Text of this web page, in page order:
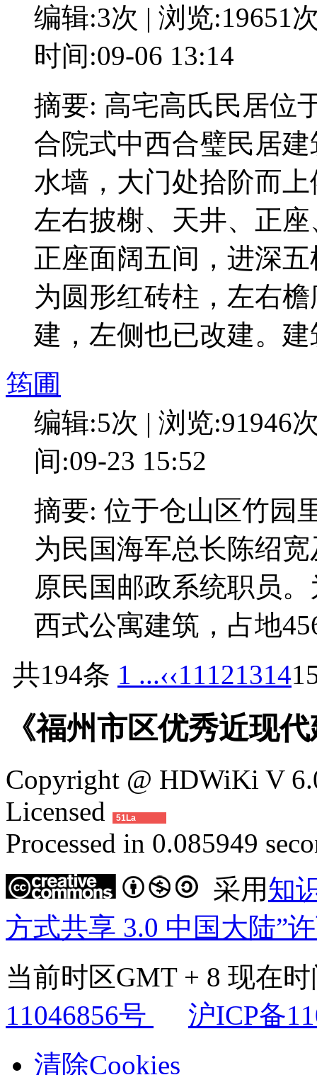
编辑:3次 | 浏览:19651
时间:09-06 13:14
摘要: 高宅高氏民居位
合院式中西合璧民居
水墙，大门处拾阶而
左右披榭、天井、正
正座面阔五间，进深
为圆形红砖柱，左右
建，左侧也已改建。
筠圃
编辑:5次 | 浏览:91946
间:09-23 15:52
摘要: 位于仓山区竹园
为民国海军总长陈绍
原民国邮政系统职员
西式公寓建筑，占地
共194条 1 ...‹‹11121314
《福州市区优秀近现
Copyright @ HDWiKi V
Licensed
51La
Processed in 0.085949
采用知
方式共享 3.0 中国大陆”
当前时区GMT + 8 现在
11046856号
沪ICP备
清除Cookies